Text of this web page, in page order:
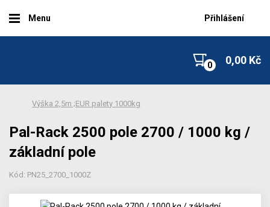
Menu Přihlášení
0,00 Kč
Výška 2,5m ;EUR palety 1000kg
Pal-Rack 2500 pole 2700 / 1000 kg /
základní pole
Kód: PN25_2700_1000Z